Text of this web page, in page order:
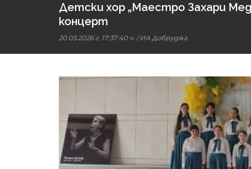
Детски хор „Маестро Захари
концерт
20.05.2026 г. 17:37:40 ч. /ИА Добруджа